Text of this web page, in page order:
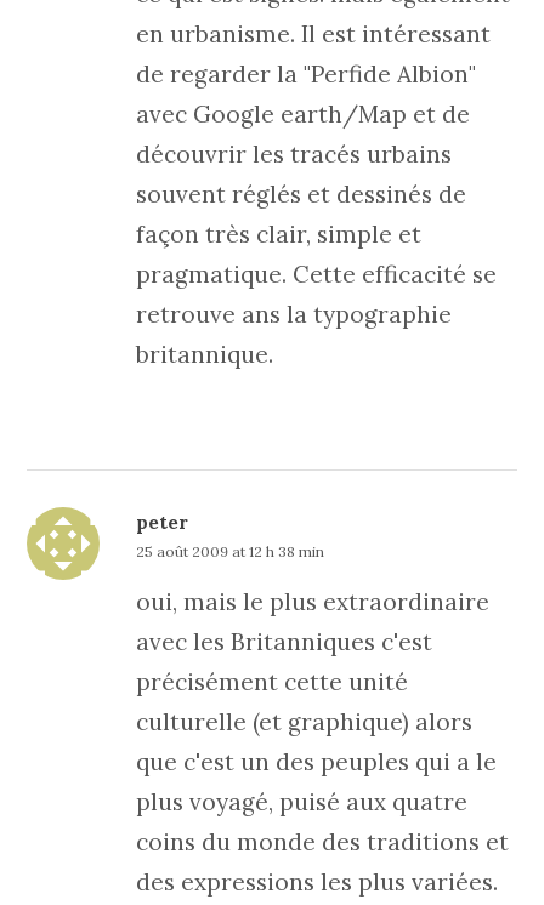
en urbanisme. Il est intéressant
de regarder la "Perfide Albion"
avec Google earth/Map et de
découvrir les tracés urbains
souvent réglés et dessinés de
façon très clair, simple et
pragmatique. Cette efficacité se
retrouve ans la typographie
britannique.
peter
25 août 2009 at 12 h 38 min
oui, mais le plus extraordinaire
avec les Britanniques c'est
précisément cette unité
culturelle (et graphique) alors
que c'est un des peuples qui a le
plus voyagé, puisé aux quatre
coins du monde des traditions et
des expressions les plus variées.